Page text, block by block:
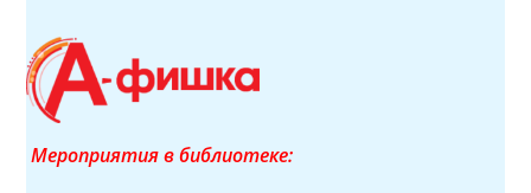
Мероприятия в библиотеке: